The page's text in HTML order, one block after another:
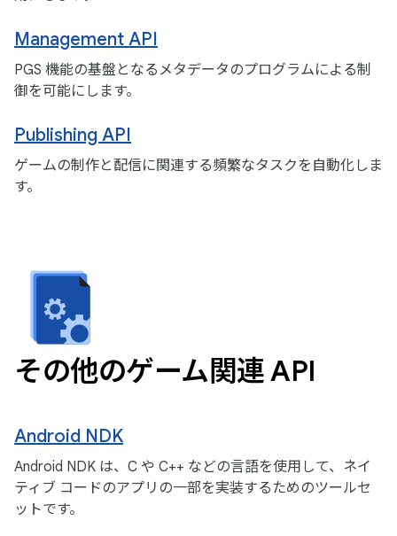
Management API
PGS 機能の基盤となるメタデータのプログラムによる制
御を可能にします。
Publishing API
ゲームの制作と配信に関連する頻繁なタスクを自動化しま
す。
その他のゲーム関連 API
Android NDK
Android NDK は、C や C++ などの言語を使用して、ネイ
ティブ コードのアプリの一部を実装するためのツールセ
ットです。